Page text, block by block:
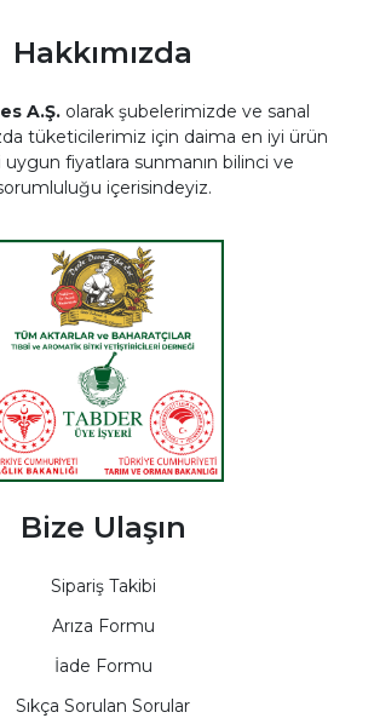
Hakkımızda
A.Ş.olarak şubelerimizde ve sanal
tüketicilerimiz için daima en iyi ürün
fiyatlara sunmanın bilinci ve
içerisindeyiz.
Bize Ulaşın
Sipariş Takibi
Arıza Formu
İade Formu
Sıkça Sorulan Sorular